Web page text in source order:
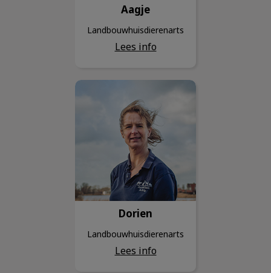
Aagje
Landbouwhuisdierenarts
Lees info
Dorien
Landbouwhuisdierenarts
Lees info